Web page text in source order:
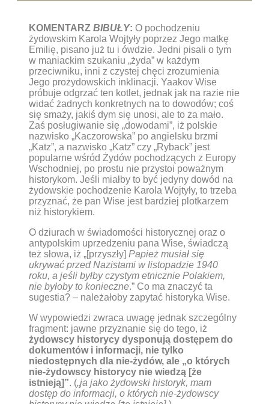
KOMENTARZ BIBUŁY: O pochodzeniu
żydowskim Karola Wojtyły poprzez Jego matkę
Emilię, pisano już tu i ówdzie. Jedni pisali o tym
w maniackim szukaniu „żyda” w każdym
przeciwniku, inni z czystej chęci zrozumienia
Jego prożydowskich inklinacji. Yaakov Wise
próbuje odgrzać ten kotlet, jednak jak na razie nie
widać żadnych konkretnych na to dowodów; coś
się smaży, jakiś dym się unosi, ale to za mało.
Zaś posługiwanie się „dowodami”, iż polskie
nazwisko „Kaczorowska” po angielsku brzmi
„Katz”, a nazwisko „Katz” czy „Ryback” jest
popularne wśród Żydów pochodzących z Europy
Wschodniej, po prostu nie przystoi poważnym
historykom. Jeśli miałby to być jedyny dowód na
żydowskie pochodzenie Karola Wojtyły, to trzeba
przyznać, że pan Wise jest bardziej plotkarzem
niż historykiem.
O dziurach w świadomości historycznej oraz o
antypolskim uprzedzeniu pana Wise, świadczą
też słowa, iż „[przyszły] Papież musiał się
ukrywać przed Nazistami w listopadzie 1940
roku, a jeśli byłby czystym etnicznie Polakiem,
nie byłoby to konieczne.” Co ma znaczyć ta
sugestia? – należałoby zapytać historyka Wise.
W wypowiedzi zwraca uwagę jednak szczególny
fragment: jawne przyznanie się do tego, iż
żydowscy historycy dysponują dostępem do
dokumentów i informacji, nie tylko
niedostępnych dla nie-żydów, ale „o których
nie-żydowscy historycy nie wiedzą [że
istnieją]”. („ja jako żydowski historyk, mam
dostęp do informacji, o których nie-żydowscy